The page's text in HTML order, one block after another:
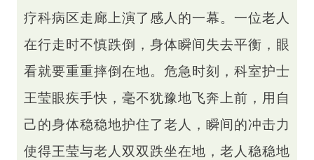
疗科病区走廊上演了感人的一幕。一位老人
在行走时不慎跌倒，身体瞬间失去平衡，眼
看就要重重摔倒在地。危急时刻，科室护士
王莹眼疾手快，毫不犹豫地飞奔上前，用自
己的身体稳稳地护住了老人，瞬间的冲击力
使得王莹与老人双双跌坐在地，老人稳稳地